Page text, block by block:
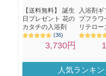
人気ランキ